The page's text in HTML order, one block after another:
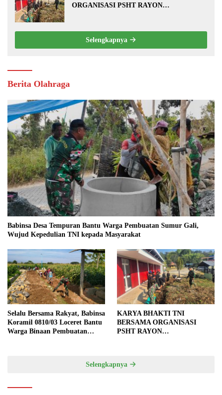
ORGANISASI PSHT RAYON
KEMANUNGGALAN TNI-RAKYAT
Selengkapnya
Berita Olahraga
Babinsa Desa Tempuran Bantu Warga Pembuatan Sumur Gali,
Wujud Kepedulian TNI kepada Masyarakat
Selalu Bersama Rakyat, Babinsa
Koramil 0810/03 Loceret Bantu
Warga Binaan Pembuatan
KARYA BHAKTI TNI
BERSAMA ORGANISASI
PSHT RAYON
KEMANUNGGALAN TNI-
Selengkapnya